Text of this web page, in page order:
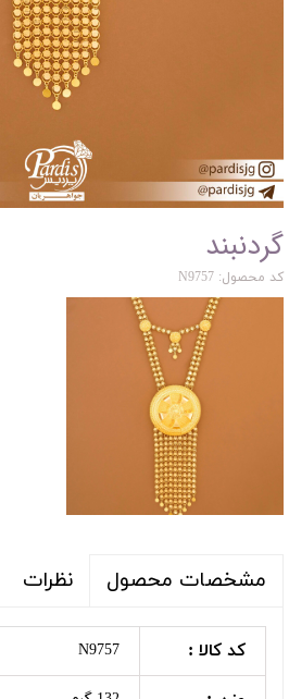
گردنبند
کد محصول: N9757
مشخصات محصول نظرات
کد کالا : N9757